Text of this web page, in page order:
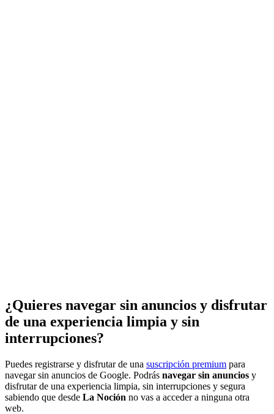
¿Quieres navegar sin anuncios y disfrutar
de una experiencia limpia y sin
interrupciones?
Puedes registrarse y disfrutar de una suscripción premium para
navegar sin anuncios de Google. Podrás navegar sin anuncios y
disfrutar de una experiencia limpia, sin interrupciones y segura
sabiendo que desde La Noción no vas a acceder a ninguna otra
web.